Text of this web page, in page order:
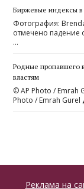
Биржевые индексы
Фотография:
отмечено падение
…
Родные пропавшего
властям
© AP Photo / Emrah
Photo / Emrah
Реклама на